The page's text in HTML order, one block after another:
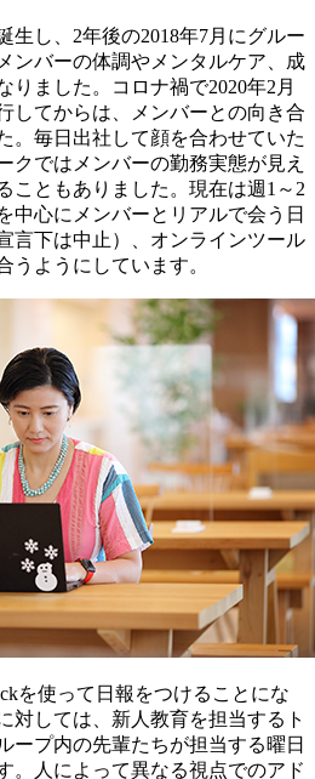
生し、2年後の2018年7月にグルー
ンバーの体調やメンタルケア、成
りました。コロナ禍で2020年2月
してからは、メンバーとの向き合
。毎日出社して顔を合わせていた
クではメンバーの勤務実態が見え
こともありました。現在は週1～2
中心にメンバーとリアルで会う日
言下は中止）、オンラインツール
うようにしています。
を使って日報をつけることにな
対しては、新人教育を担当するト
ープ内の先輩たちが担当する曜日
。人によって異なる視点でのアド